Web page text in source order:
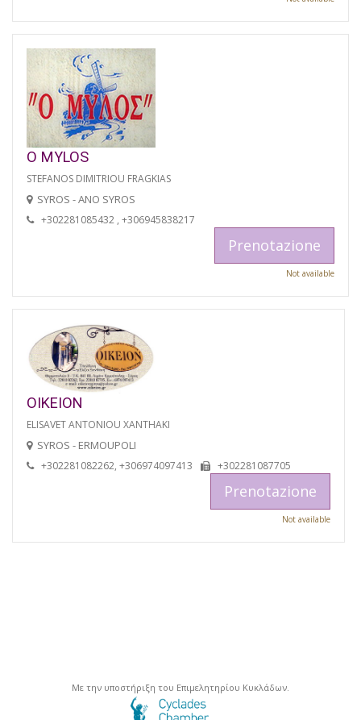
O MYLOS
STEFANOS DIMITRIOU FRAGKIAS
SYROS - ANO SYROS
+302281085432 , +306945838217
Prenotazione
Not available
OIKEION
ELISAVET ANTONIOU XANTHAKI
SYROS - ERMOUPOLI
+302281082262, +306974097413 +302281087705
Prenotazione
Not available
Με την υποστήριξη του Επιμελητηρίου Κυκλάδων.